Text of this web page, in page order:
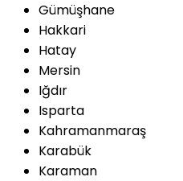
Gümüşhane
Hakkari
Hatay
Mersin
Iğdır
Isparta
Kahramanmaraş
Karabük
Karaman